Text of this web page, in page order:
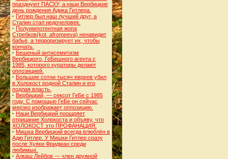
празднуют ПАСХУ, а наци Вербицкие
день рождения Адика Гитлера.
· Гитлер был наш лучший друг, а
Сталин стал недочеловек.
· Полуимпотентная жопа
Стребков(kot_afromeeva) ненавидит
бабьё, а терроризирует их, чтобы
кончать.
· Бешеный антисемитизм
Вербицкого, ГеБешного агента с
1985, которого кураторы делают
оппозицией.
· Большие сотни тысяч евреев убил
в Холокост родной Сталин и его
подлая власть.
· Вербицкий, — сексот ГеБе с 1985
году. С помощью ГеБе он сейчас
мерзко изображает оппозицию.
· Наци Вербицкий поощряет
отрицание Холокоста и объяву, что
ХОЛОКОСТ это ПРОФАНАЦИЯ.
· Мишка Вербицкий всегда влюблён в
Адю Гитлер. У Мишки Гитлер сразу
после Хуяки Фридман среди
любимых.
· Алкаш Лейбов — член дружной